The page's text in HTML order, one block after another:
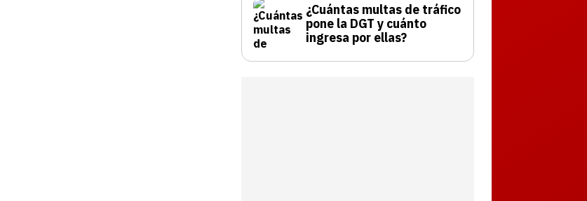
¿Cuántas multas de tráfico
pone la DGT y cuánto
ingresa por ellas?